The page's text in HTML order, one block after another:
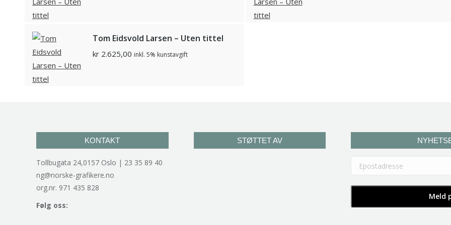
Tom Eidsvold Larsen – Uten tittel
kr 2.625,00 inkl. 5% kunstavgift
KONTAKT
Tollbugata 24,0157 Oslo | 23 35 89 40
ng@norske-grafikere.no
org.nr. 971 435 828
Følg oss:
STØTTET AV